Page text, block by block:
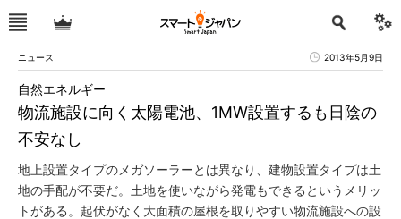
ニュース 2013年5月9日
物流施設に向く太陽電池、1MW設置するも日陰の
不安なし
自然エネルギー
地上設置タイプのメガソーラーとは異なり、建物設置タイプは土
地の手配が不要だ。土地を使いながら発電もできるというメリッ
トがある。起伏がなく大面積の屋根を取りやすい物流施設への設